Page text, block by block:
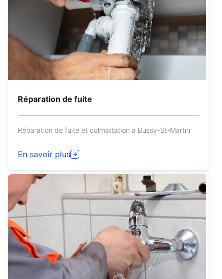
Réparation de fuite
Réparation de fuite et colmattation a Bussy-St-Martin
En savoir plus